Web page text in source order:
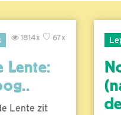
67x
1814x
Lente:
Lente zit